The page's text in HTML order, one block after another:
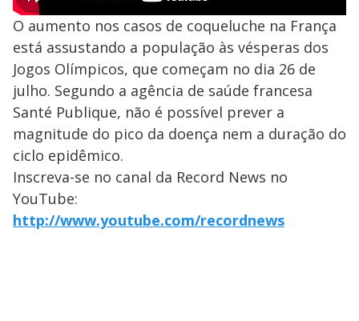
O aumento nos casos de coqueluche na França
está assustando a população às vésperas dos
Jogos Olímpicos, que começam no dia 26 de
julho. Segundo a agência de saúde francesa
Santé Publique, não é possível prever a
magnitude do pico da doença nem a duração do
ciclo epidêmico.
Inscreva-se no canal da Record News no
YouTube:
http://www.youtube.com/recordnews